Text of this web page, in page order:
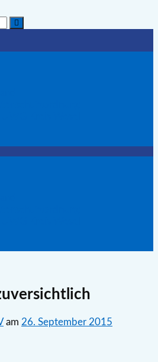
am 26. September 2015